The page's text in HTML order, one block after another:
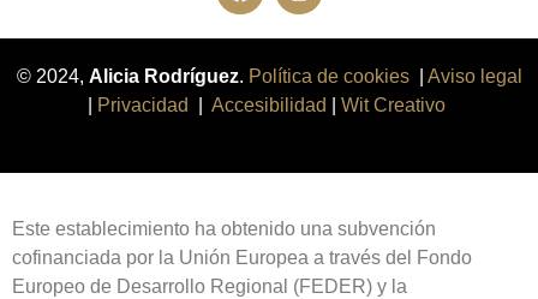
© 2024, Alicia Rodríguez. Política de cookies| Aviso legal
Privacidad Accesibilidad Wit Creativo
Este establecimiento ha obtenido una subvención
cofinanciada por la Unión Europea a través del Fondo
Europeo de Desarrollo Regional (FEDER) y la